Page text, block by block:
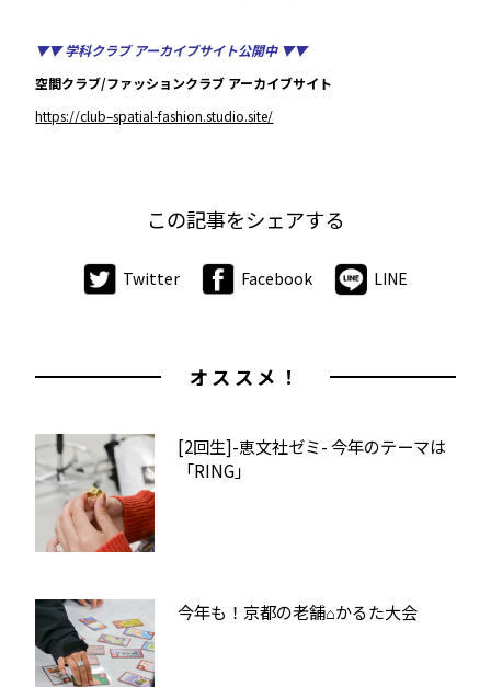
▼▼ 学科クラブ アーカイブサイト公開中 ▼▼
空間クラブ/ファッションクラブ アーカイブサイト
https://club–spatial-fashion.studio.site/
この記事をシェアする
Twitter Facebook LINE
オススメ！
[2回生]-恵文社ゼミ- 今年のテーマは
「RING」
今年も！京都の老舗⌂かるた大会